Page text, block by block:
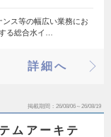
ス等の幅広い業務にお
る総合水イ…
詳細へ
掲載期間 26/08/06～26/08/19
ムアーキテ